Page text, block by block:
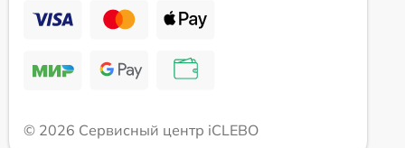
© 2026 Сервисный центр iCLEBO